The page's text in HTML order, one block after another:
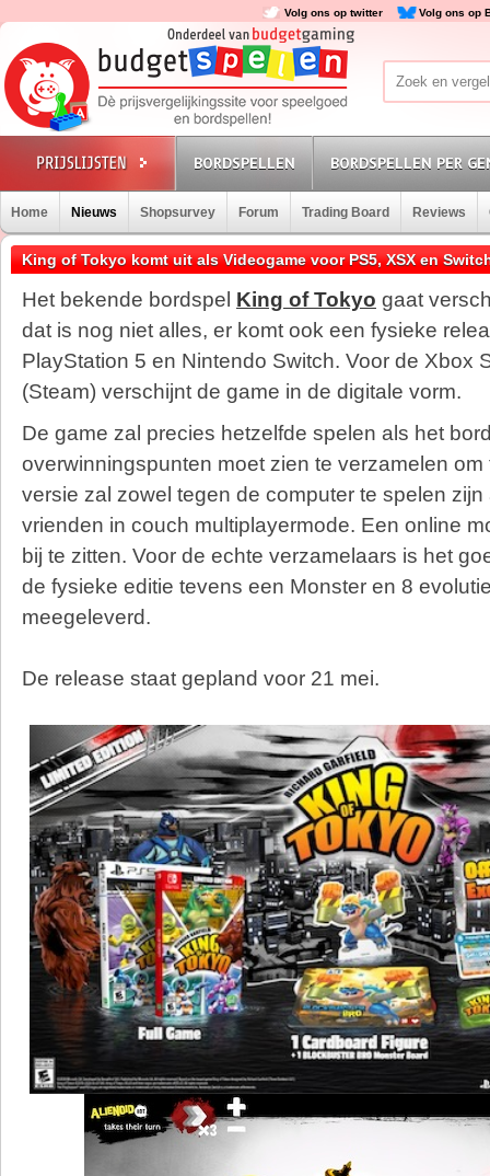
Volg ons op twitter Volg ons op
BORDSPELLEN BORDSPELLEN PER
Home Nieuws Shopsurvey Forum Trading Board Reviews
King of Tokyo komt uit als Videogame voor PS5, XSX en
Het bekende bordspel King of Tokyo gaat
dat is nog niet alles, er komt ook een fysieke
PlayStation 5 en Nintendo Switch. Voor de Xbox
(Steam) verschijnt de game in de digitale vorm.
De game zal precies hetzelfde spelen als het
overwinningspunten moet zien te verzamelen
versie zal zowel tegen de computer te spelen zijn
vrienden in couch multiplayermode. Een online
bij te zitten. Voor de echte verzamelaars is het
de fysieke editie tevens een Monster en 8
meegeleverd.
De release staat gepland voor 21 mei.